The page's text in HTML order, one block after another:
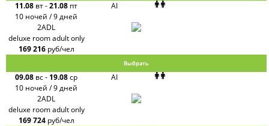
11.08 вт-21.08 пт
10 ночей / 9 дней
AI
2ADL
deluxe room adult only
169 216 руб/чел
Выбрать
09.08 вс- 19.08ср
10 ночей / 9 дней
AI
2ADL
deluxe room adult only
169 724 руб/чел